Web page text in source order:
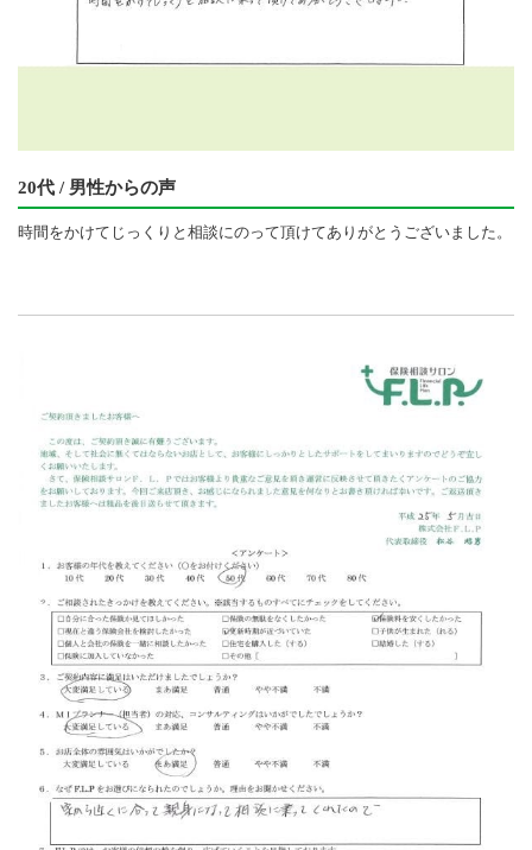
20代 / 男性からの声
時間をかけてじっくりと相談にのって頂けてありがとうございました。